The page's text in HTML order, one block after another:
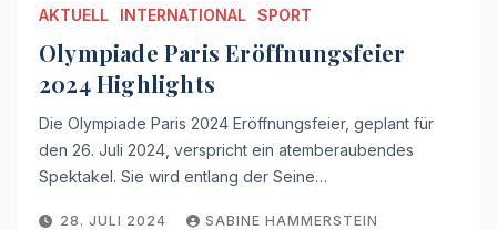
AKTUELL INTERNATIONAL SPORT
Olympiade Paris Eröffnungsfeier
2024 Highlights
Die Olympiade Paris 2024 Eröffnungsfeier, geplant für
den 26. Juli 2024, verspricht ein atemberaubendes
Spektakel. Sie wird entlang der Seine…
28. JULI 2024 SABINE HAMMERSTEIN